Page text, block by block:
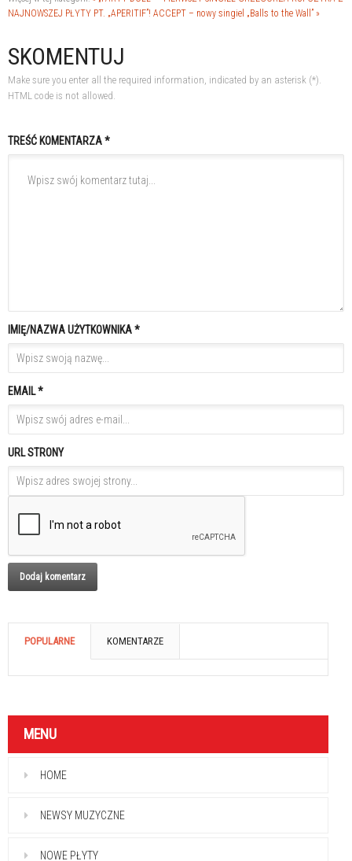
NAJNOWSZEJ PŁYTY PT. „APERITIF”! ACCEPT – nowy singiel „Balls to the Wall” »
SKOMENTUJ
Make sure you enter all the required information, indicated by an asterisk (*).
HTML code is not allowed.
TREŚĆ KOMENTARZA *
IMIĘ/NAZWA UŻYTKOWNIKA *
EMAIL *
URL STRONY
POPULARNE KOMENTARZE
MENU
HOME
NEWSY MUZYCZNE
NOWE PŁYTY